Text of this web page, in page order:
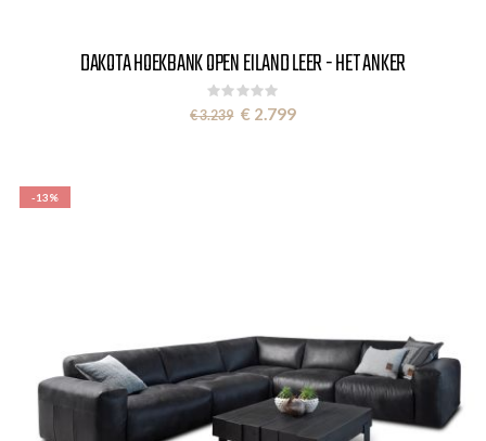
DAKOTA HOEKBANK OPEN EILAND LEER - HET ANKER
Rating:
0%
€ 3.239 Special
Price
€ 2.799
-13%